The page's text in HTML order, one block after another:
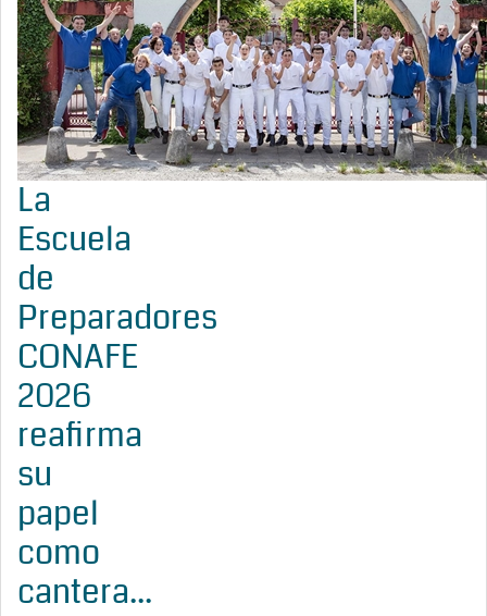
La
Escuela
de
Preparadores
CONAFE
2026
reafirma
su
papel
como
cantera...